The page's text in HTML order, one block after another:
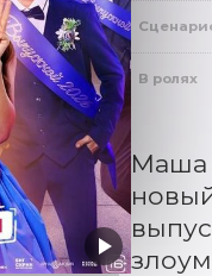
В ролях
Маша